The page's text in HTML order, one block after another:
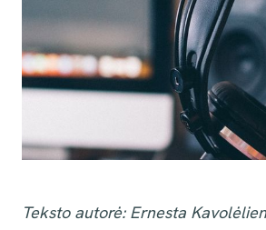
Teksto autorė: Ernesta